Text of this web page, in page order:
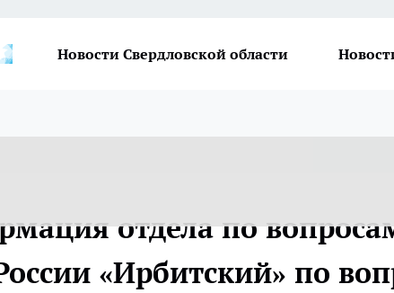
Новости Свердловской области
отдела по
«Ирбитский» по